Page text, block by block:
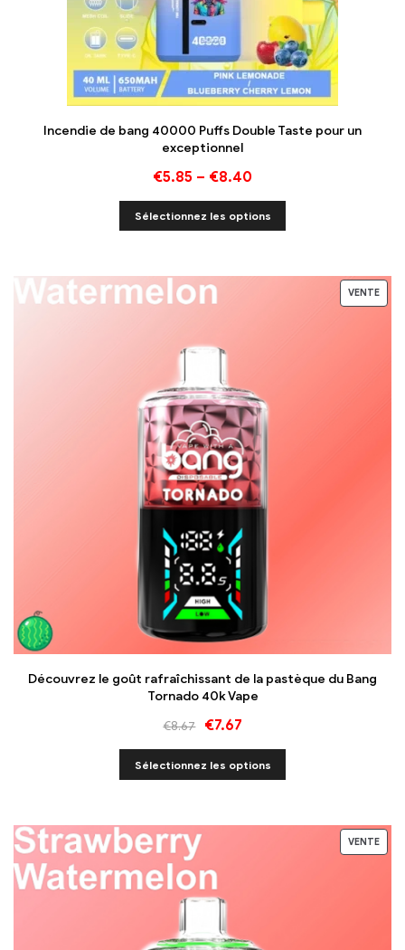
Incendie de bang 40000 Puffs Double Taste pour un
exceptionnel
€5.85 – €8.40
Sélectionnez les options
VENTE
Découvrez le goût rafraîchissant de la pastèque du Bang
Tornado 40k Vape
€8.67 €7.67
Sélectionnez les options
VENTE